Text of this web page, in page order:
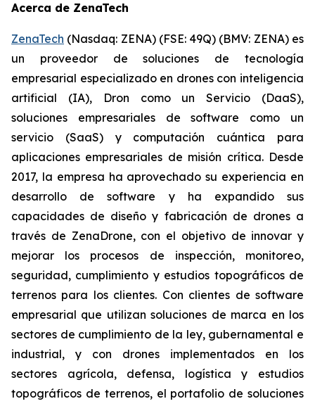
Acerca de ZenaTech
ZenaTech (Nasdaq: ZENA) (FSE: 49Q) (BMV: ZENA) es
un proveedor de soluciones de tecnología
empresarial especializado en drones con inteligencia
artificial (IA), Dron como un Servicio (DaaS),
soluciones empresariales de software como un
servicio (SaaS) y computación cuántica para
aplicaciones empresariales de misión crítica. Desde
2017, la empresa ha aprovechado su experiencia en
desarrollo de software y ha expandido sus
capacidades de diseño y fabricación de drones a
través de ZenaDrone, con el objetivo de innovar y
mejorar los procesos de inspección, monitoreo,
seguridad, cumplimiento y estudios topográficos de
terrenos para los clientes. Con clientes de software
empresarial que utilizan soluciones de marca en los
sectores de cumplimiento de la ley, gubernamental e
industrial, y con drones implementados en los
sectores agrícola, defensa, logística y estudios
topográficos de terrenos, el portafolio de soluciones